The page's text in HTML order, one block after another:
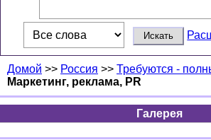
Домой >> Россия >> Требуются -
Маркетинг, реклама, PR
Галерея